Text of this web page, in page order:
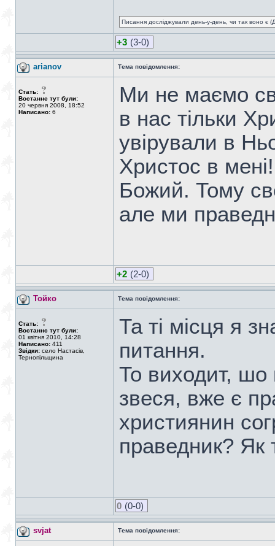
Писання досліджували день-у-день, чи так воно є
+3 (3-0)
arianov Тема повідомлення:
Стать:
Востаннє тут були:
20 червня 2008, 18:52
Написано: 6
Ми не маємо
в нас тільки
увірували в
Христос в
Божий. Тому
але ми
+2 (2-0)
Тойко Тема повідомлення:
Стать:
Востаннє тут були:
01 квітня 2010, 14:28
Написано: 411
Звідки: село Настасів,
Тернопільщина
Та ті місця я
питання.
То виходит, шо
звеся, вже є
християнин
праведник? Як
0 (0-0)
svjat Тема повідомлення: